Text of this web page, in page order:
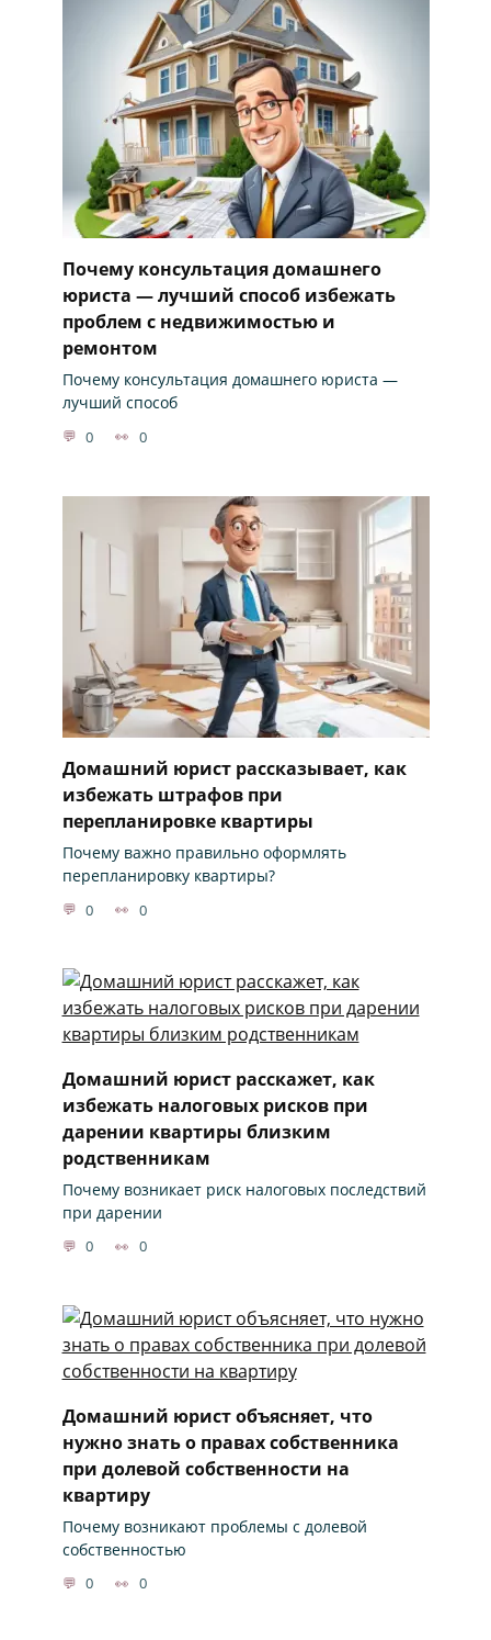
Почему консультация домашнего
юриста — лучший способ избежать
проблем с недвижимостью и
ремонтом
Почему консультация домашнего юриста —
лучший способ
0 0
Домашний юрист рассказывает, как
избежать штрафов при
перепланировке квартиры
Почему важно правильно оформлять
перепланировку квартиры?
0 0
Домашний юрист расскажет, как
избежать налоговых рисков при
дарении квартиры близким
родственникам
Почему возникает риск налоговых последствий
при дарении
0 0
Домашний юрист объясняет, что
нужно знать о правах собственника
при долевой собственности на
квартиру
Почему возникают проблемы с долевой
собственностью
0 0